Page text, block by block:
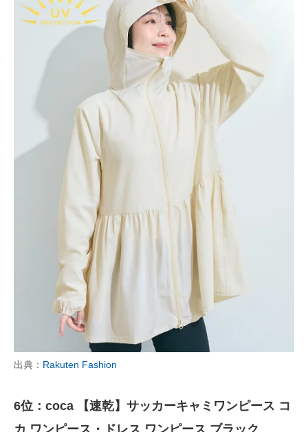
出典： Rakuten Fashion
6位：coca 【速乾】サッカーキャミワンピース コ
カ ワンピース・ドレス ワンピース ブラック